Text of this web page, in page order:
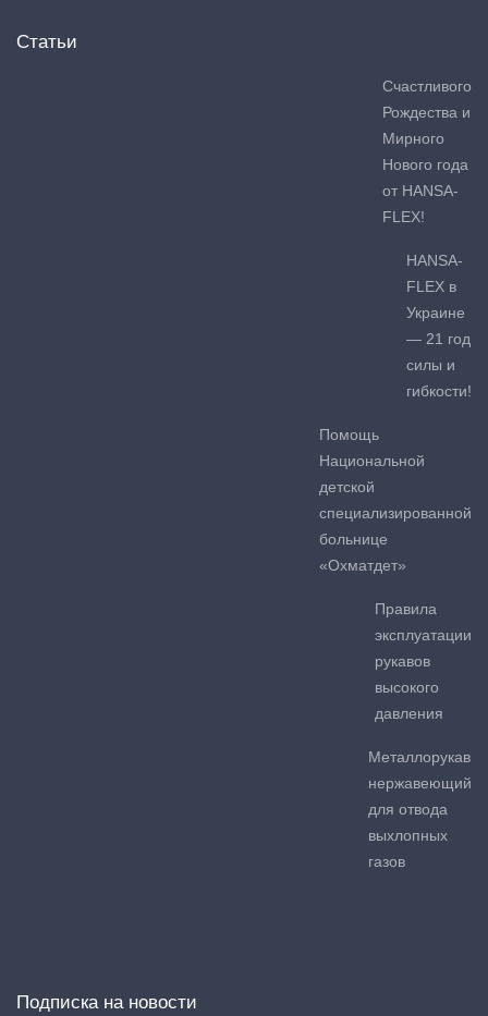
Статьи
Счастливого
Рождества и
Мирного
Нового года
от HANSA-
FLEX!
HANSA-
FLEX в
Украине
— 21 год
силы и
гибкости!
Помощь
Национальной
детской
специализированной
больнице
«Охматдет»
Правила
эксплуатации
рукавов
высокого
давления
Металлорукав
нержавеющий
для отвода
выхлопных
газов
Подписка на новости